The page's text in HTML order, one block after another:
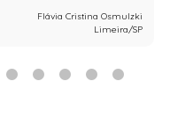
Flávia Cristina Osmulzki
Limeira/SP